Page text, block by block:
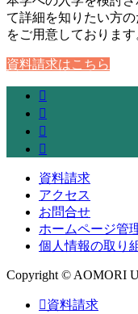
て詳細を知りたい方
をご用意しております
資料請求はこちら
資料請求
アクセス
お問合せ
ホームページ管
個人情報の取り
Copyright © AOMORI
資料請求